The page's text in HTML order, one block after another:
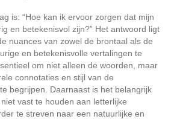
is: “Hoe kan ik ervoor zorgen dat mijn
en betekenisvol zijn?” Het antwoord ligt
nuances van zowel de brontaal als de
en betekenisvolle vertalingen te
om niet alleen de woorden, maar
connotaties en stijl van de
begrijpen. Daarnaast is het belangrijk
vast te houden aan letterlijke
te streven naar een natuurlijke en